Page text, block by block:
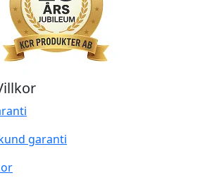
garanti